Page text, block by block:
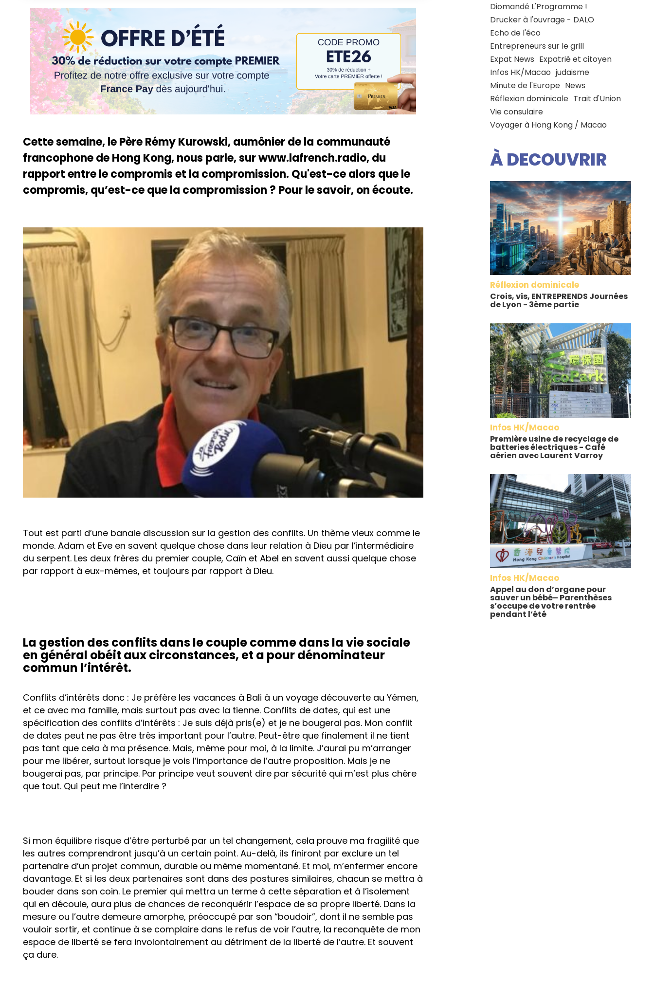
Cette semaine, le Père Rémy Kurowski, aumônier de la communauté
francophone de Hong Kong, nous parle, sur www.lafrench.radio, du
rapport entre le compromis et la compromission. Qu'est-ce alors que le
compromis, qu’est-ce que la compromission ? Pour le savoir, on écoute.
Tout est parti d’une banale discussion sur la gestion des conflits. Un thème vieux comme le
monde. Adam et Eve en savent quelque chose dans leur relation à Dieu par l’intermédiaire
du serpent. Les deux frères du premier couple, Caïn et Abel en savent aussi quelque chose
par rapport à eux-mêmes, et toujours par rapport à Dieu.
La gestion des conflits dans le couple comme dans la vie sociale
en général obéit aux circonstances, et a pour dénominateur
commun l’intérêt.
Conflits d’intérêts donc : Je préfère les vacances à Bali à un voyage découverte au Yémen,
et ce avec ma famille, mais surtout pas avec la tienne. Conflits de dates, qui est une
spécification des conflits d’intérêts : Je suis déjà pris(e) et je ne bougerai pas. Mon conflit
de dates peut ne pas être très important pour l’autre. Peut-être que finalement il ne tient
pas tant que cela à ma présence. Mais, même pour moi, à la limite. J’aurai pu m’arranger
pour me libérer, surtout lorsque je vois l’importance de l’autre proposition. Mais je ne
bougerai pas, par principe. Par principe veut souvent dire par sécurité qui m’est plus chère
que tout. Qui peut me l’interdire ?
Si mon équilibre risque d’être perturbé par un tel changement, cela prouve ma fragilité que
les autres comprendront jusqu’à un certain point. Au-delà, ils finiront par exclure un tel
partenaire d’un projet commun, durable ou même momentané. Et moi, m’enfermer encore
davantage. Et si les deux partenaires sont dans des postures similaires, chacun se mettra à
bouder dans son coin. Le premier qui mettra un terme à cette séparation et à l’isolement
qui en découle, aura plus de chances de reconquérir l’espace de sa propre liberté. Dans la
mesure ou l’autre demeure amorphe, préoccupé par son “boudoir”, dont il ne semble pas
vouloir sortir, et continue à se complaire dans le refus de voir l’autre, la reconquête de mon
espace de liberté se fera involontairement au détriment de la liberté de l’autre. Et souvent
ça dure.
Diomandé L'Programme !
Drucker à l'ouvrage - DALO
Echo de l'éco
Entrepreneurs sur le grill
Expat News Expatrié et citoyen
Infos HK/Macao judaisme
Minute de l'Europe News
Réflexion dominicale Trait d'Union
Vie consulaire
Voyager à Hong Kong / Macao
À DECOUVRIR
Réflexion dominicale
Crois, vis, ENTREPRENDS Journées
de Lyon - 3ème partie
Infos HK/Macao
Première usine de recyclage de
batteries électriques - Café
aérien avec Laurent Varroy
Infos HK/Macao
Appel au don d’organe pour
sauver un bébé– Parenthèses
s’occupe de votre rentrée
pendant l’été